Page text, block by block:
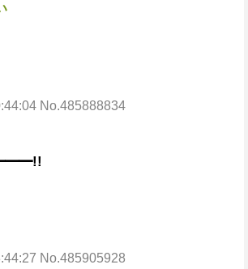
No.485888834
No.485905928